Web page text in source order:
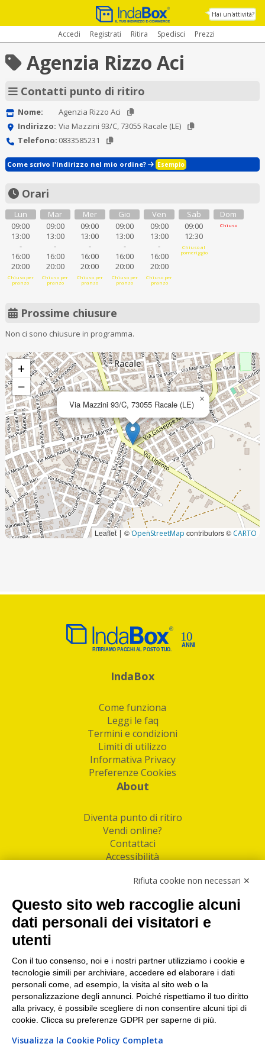
Hai un'attività?
Accedi Registrati Ritira Spedisci Prezzi
Agenzia Rizzo Aci
Contatti punto di ritiro
Nome:
Agenzia Rizzo Aci
Indirizzo: Via Mazzini 93/C, 73055 Racale (LE)
Telefono: 0833585231
Come scrivo l'indirizzo nel mio ordine? Esempio
Orari
Lun
09:00
13:00
-
16:00
20:00
Chiuso per
pranzo
Mar
09:00
13:00
-
16:00
20:00
Chiuso per
pranzo
Mer
09:00
13:00
-
16:00
20:00
Chiuso per
pranzo
Gio
09:00
13:00
-
16:00
20:00
Chiuso per
pranzo
Ven
09:00
13:00
-
16:00
20:00
Chiuso per
pranzo
Sab
09:00
12:30
Chiuso al
pomeriggio
Dom
Chiuso
Prossime chiusure
Non ci sono chiusure in programma.
Via Mazzini 93/C, 73055 Racale (LE) ×
+
−
Leaflet | ©OpenStreetMap contributors © CARTO
IndaBox
Come funziona
Leggi le faq
Termini e condizioni
Limiti di utilizzo
Informativa Privacy
Preferenze Cookies
About
Diventa punto di ritiro
Vendi online?
Contattaci
Accessibilità
Facebook
Linkedin
I nostri punti di ritiro e spedizione pacchi nelle
maggiori città italiane
Torino|Milano|Roma|Bologna|Firenze| Genova
Napoli|Varese
Rifiuta cookie non necessari ✕
Questo sito web raccoglie alcuni
dati personali dei visitatori e
utenti
Con il tuo consenso, noi e i nostri partner utilizziamo i cookie e
tecnologie simili per archiviare, accedere ed elaborare i dati
personali come, ad esempio, la visita al sito web o la
personalizzazione degli annunci. Poiché rispettiamo il tuo diritto
alla privacy, è possibile scegliere di non consentire alcuni tipi di
cookie. Clicca su preferenze GDPR per saperne di più.
Visualizza la Cookie Policy Completa